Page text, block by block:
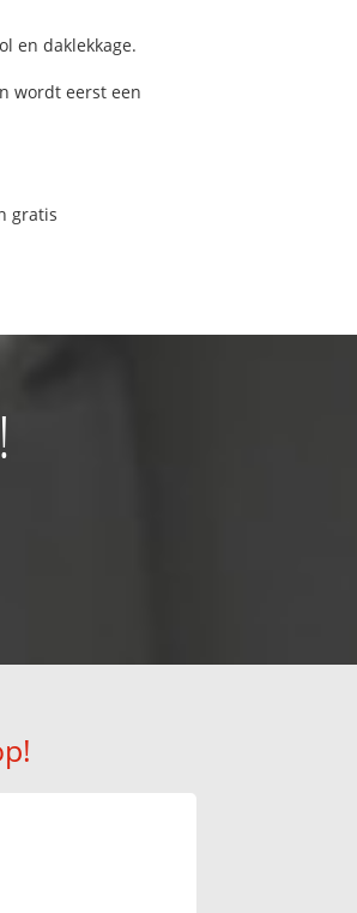
en daklekkage.
wordt eerst een
gratis